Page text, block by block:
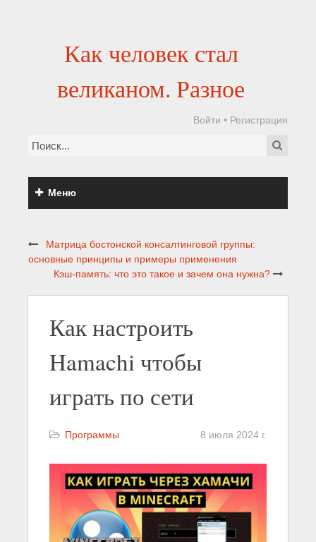
Как человек стал
великаном. Разное
Войти • Регистрация
Меню
Матрица бостонской консалтинговой группы:
основные принципы и примеры применения
Кэш-память: что это такое и зачем она нужна?
Как настроить
Hamachi чтобы
играть по сети
Программы 8 июля 2024 г.